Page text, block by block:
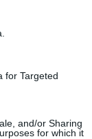
for Targeted
and/or Sharing
for which it
Η
ασθενείς. Το
αερισμό,